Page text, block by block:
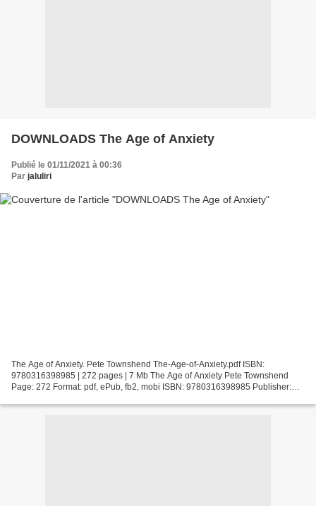
DOWNLOADS The Age of Anxiety
Publié le 01/11/2021 à 00:36
Par jaluliri
The Age of Anxiety. Pete Townshend The-Age-of-Anxiety.pdf ISBN:
9780316398985 | 272 pages | 7 Mb The Age of Anxiety Pete Townshend
Page: 272 Format: pdf, ePub, fb2, mobi ISBN: 9780316398985 Publisher: